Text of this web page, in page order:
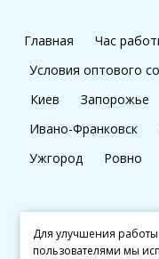
Главная Час
Условия оптового
Киев
Запорожье
Ивано-Франковск
Ужгород
Ровно
Для улучшения работы
пользователями мы